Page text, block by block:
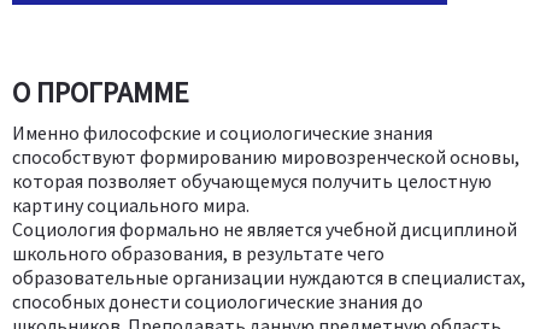
О ПРОГРАММЕ
Именно философские и социологические знания
способствуют формированию мировозренческой основы,
которая позволяет обучающемуся получить целостную
картину социального мира.
Социология формально не является учебной дисциплиной
школьного образования, в результате чего
образовательные организации нуждаются в специалистах,
способных донести социологические знания до